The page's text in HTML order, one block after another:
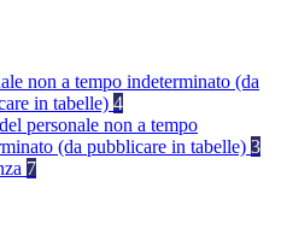
non a tempo indeterminato (da
in tabelle) 4
personale non a tempo
(da pubblicare in tabelle) 3
7